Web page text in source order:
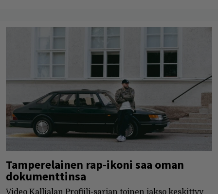
Tamperelainen rap-ikoni saa oman
dokumenttinsa
Video Kallialan Profiili-sarjan toinen jakso keskittyy